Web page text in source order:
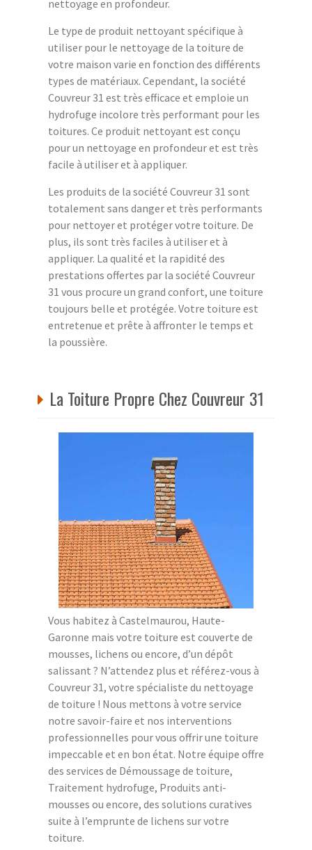
nettoyage en profondeur.
Le type de produit nettoyant spécifique à
utiliser pour le nettoyage de la toiture de
votre maison varie en fonction des différents
types de matériaux. Cependant, la société
Couvreur 31 est très efficace et emploie un
hydrofuge incolore très performant pour les
toitures. Ce produit nettoyant est conçu
pour un nettoyage en profondeur et est très
facile à utiliser et à appliquer.
Les produits de la société Couvreur 31 sont
totalement sans danger et très performants
pour nettoyer et protéger votre toiture. De
plus, ils sont très faciles à utiliser et à
appliquer. La qualité et la rapidité des
prestations offertes par la société Couvreur
31 vous procure un grand confort, une toiture
toujours belle et protégée. Votre toiture est
entretenue et prête à affronter le temps et
la poussière.
La Toiture Propre Chez Couvreur 31
Vous habitez à Castelmaurou, Haute-
Garonne mais votre toiture est couverte de
mousses, lichens ou encore, d’un dépôt
salissant ? N’attendez plus et référez-vous à
Couvreur 31, votre spécialiste du nettoyage
de toiture ! Nous mettons à votre service
notre savoir-faire et nos interventions
professionnelles pour vous offrir une toiture
impeccable et en bon état. Notre équipe offre
des services de Démoussage de toiture,
Traitement hydrofuge, Produits anti-
mousses ou encore, des solutions curatives
suite à l’emprunte de lichens sur votre
toiture.